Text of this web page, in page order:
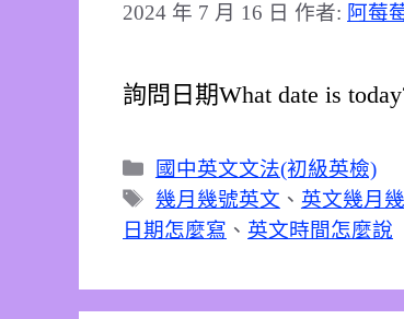
2024 年 7 月 16 日 作者: 阿莓
詢問日期What date is
分
類
國中英文文法(初級英檢)
標
籤
幾月幾號英文 、 英文幾月
日期怎麼寫 、 英文時間怎麼說